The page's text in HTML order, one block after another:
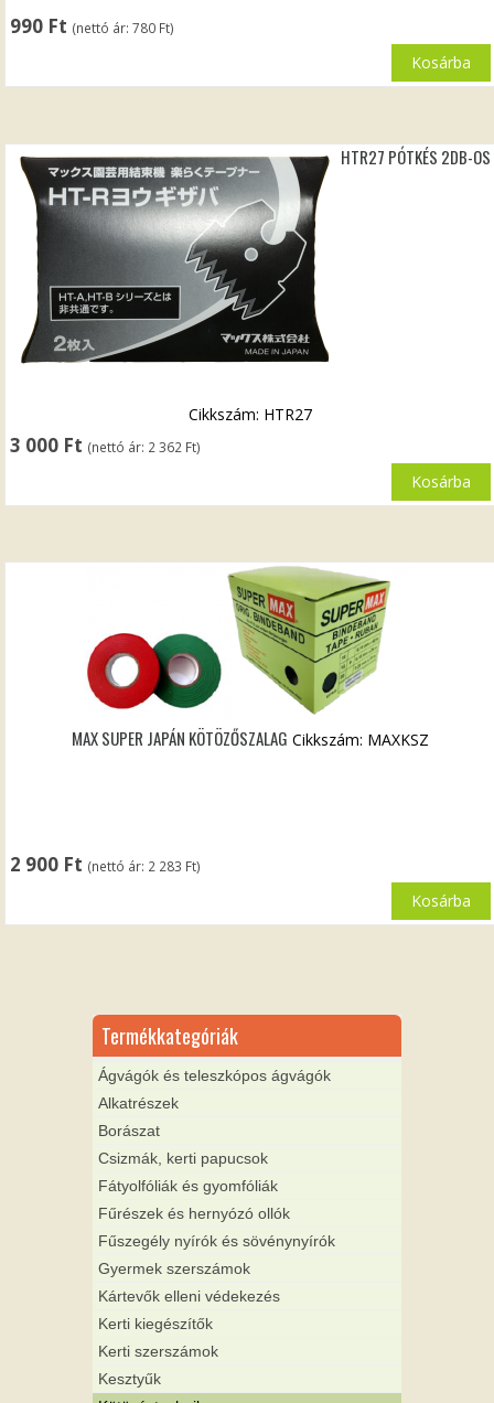
990 Ft (nettó ár:780 Ft)
Kosárba
HTR27 PÓTKÉS 2DB-OS
3 000 Ft (nettó ár: 2 362 Ft)
Cikkszám: HTR27
Kosárba
MAX SUPER JAPÁN KÖTÖZŐSZALAG
2 900 Ft (nettó ár: 2 283 Ft)
Cikkszám: MAXKSZ
Kosárba
Termékkategóriák
Ágvágók és teleszkópos ágvágók
Alkatrészek
Borászat
Csizmák, kerti papucsok
Fátyolfóliák és gyomfóliák
Fűrészek és hernyózó ollók
Fűszegély nyírók és sövénynyírók
Gyermek szerszámok
Kártevők elleni védekezés
Kerti kiegészítők
Kerti szerszámok
Kesztyűk